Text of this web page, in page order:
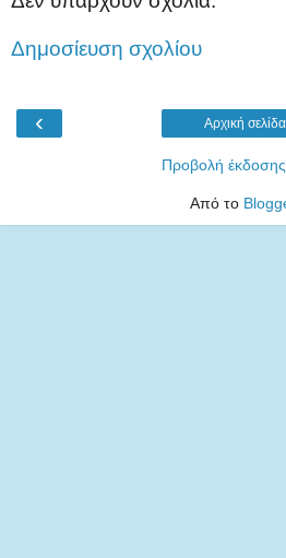
Δημοσίευση σχολίου
‹ Αρχική σελίδα
Προβολή έκδοσης
Από το